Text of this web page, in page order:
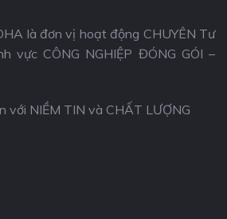
là đơn vị hoạt động CHUYÊN Tư
vực CÔNG NGHIỆP ĐÓNG GÓI –
với NIỀM TIN và CHẤT LƯỢNG